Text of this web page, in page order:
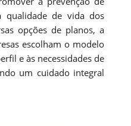
qualidade de vida dos
opções de planos, a
escolham o modelo
e às necessidades de
um cuidado integral